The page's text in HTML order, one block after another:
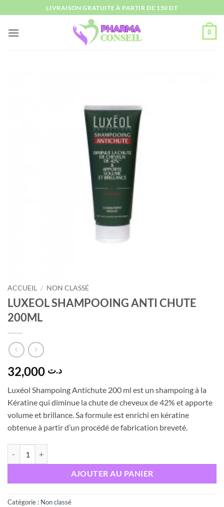
au
contenu
LIVRAISON GRATUITE À PARTIR DE 150 DT
0
ACCUEIL / NON CLASSÉ
LUXEOL SHAMPOOING ANTI CHUTE
200ML
د.ت
Luxéol Shampoing Antichute 200 ml est un shampoing à la
Kératine qui diminue la chute de cheveux de 42% et apporte
volume et brillance. Sa formule est enrichi en kératine
obtenue à partir d’un procédé de fabrication breveté.
AJOUTER AU PANIER
Catégorie : Non classé